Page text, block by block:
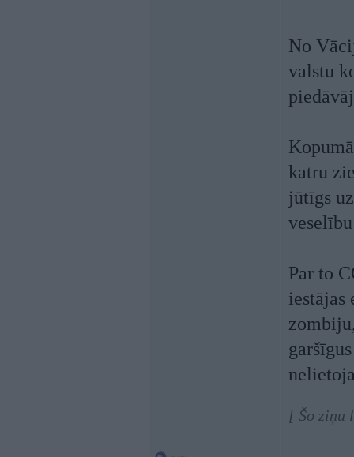
No
valstu
katru
jūtīgs
Par to
iestājas
[ Šo ziņu